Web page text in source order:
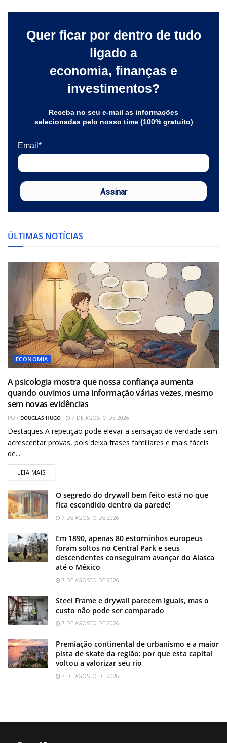
Quer ficar por dentro de tudo
ligado a
economia, finanças e
investimentos?
Receba no seu e-mail as informações
selecionadas pelo nosso time (100% gratuito)
Email*
Assinar
ÚLTIMAS NOTÍCIAS
ECONOMIA
A psicologia mostra que nossa confiança aumenta
quando ouvimos uma informação várias vezes, mesmo
sem novas evidências
POR DOUGLAS HUGO 7 DE AGOSTO DE 2026
Destaques A repetição pode elevar a sensação de verdade sem
acrescentar provas, pois deixa frases familiares e mais fáceis
de...
LEIA MAIS
O segredo do drywall bem feito está no que
fica escondido dentro da parede!
7 DE AGOSTO DE 2026
Em 1890, apenas 80 estorninhos europeus
foram soltos no Central Park e seus
descendentes conseguiram avançar do Alasca
até o México
7 DE AGOSTO DE 2026
Steel Frame e drywall parecem iguais, mas o
custo não pode ser comparado
7 DE AGOSTO DE 2026
Premiação continental de urbanismo e a maior
pista de skate da região: por que esta capital
voltou a valorizar seu rio
7 DE AGOSTO DE 2026